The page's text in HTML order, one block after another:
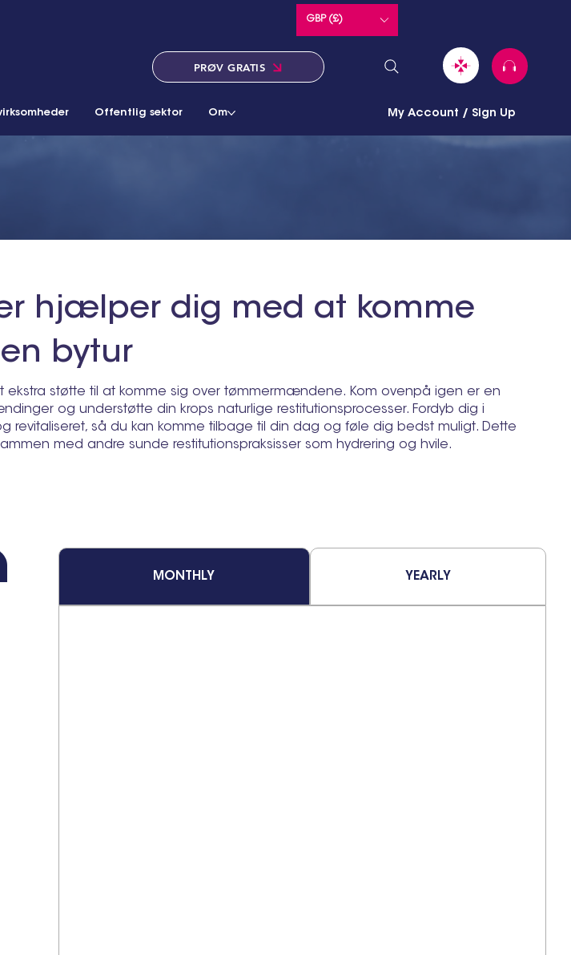
GBP (£)
PRØV GRATIS
Offentlig sektor Om My Account / Sign Up
hjælper dig med at komme
bytur
støtte til at komme sig over tømmermændene. Kom ovenpå igen er en
og understøtte din krops naturlige restitutionsprocesser. Fordyb dig i
så du kan komme tilbage til din dag og føle dig bedst muligt. Dette
med andre sunde restitutionspraksisser som hydrering og hvile.
MONTHLY YEARLY